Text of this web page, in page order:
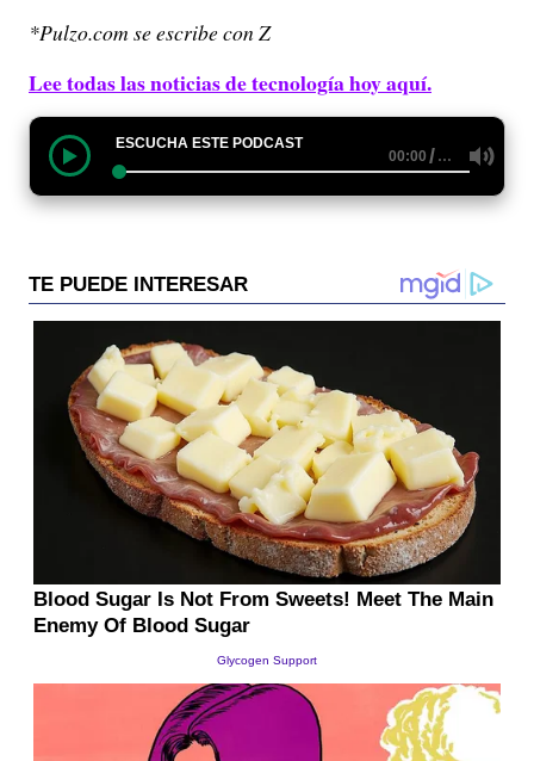
*Pulzo.com se escribe con Z
Lee todas las noticias de tecnología hoy aquí.
ESCUCHA ESTE PODCAST
00:00 /…